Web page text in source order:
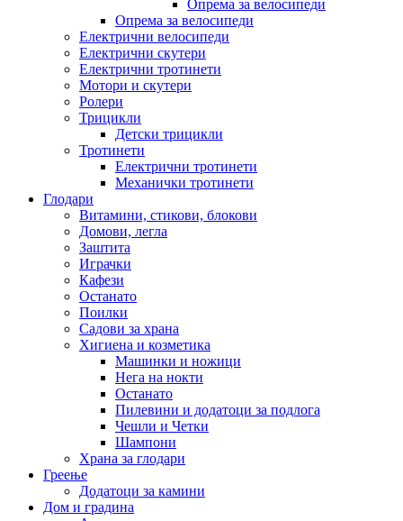
Опрема за велосипеди
Опрема за велосипеди
Електрични велосипеди
Електрични скутери
Електрични тротинети
Мотори и скутери
Ролери
Трицикли
Детски трицикли
Тротинети
Електрични тротинети
Механички тротинети
Глодари
Витамини, стикови, блокови
Домови, легла
Заштита
Играчки
Кафези
Останато
Поилки
Садови за храна
Хигиена и козметика
Машинки и ножици
Нега на нокти
Останато
Пилевини и додатоци за подлога
Чешли и Четки
Шампони
Храна за глодари
Греење
Додатоци за камини
Дом и градина